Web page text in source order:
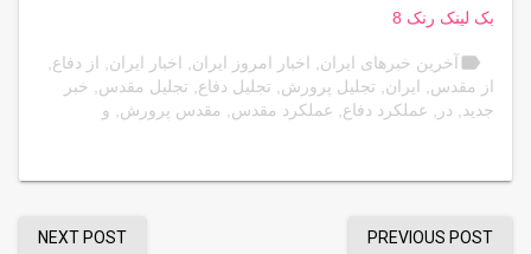
بک لینک رنک 8
label آخرین خبرهای ایران اخبار امروز ایران اخبار ایران از دفاع
از مقدس
ایران تجليل پرورش تجليل دفاع تجليل مقدس
خبر
جدید
در عملكرد دفاع عملكرد مقدس مقدس پرورش و
PREVIOUS POST
NEXT POST